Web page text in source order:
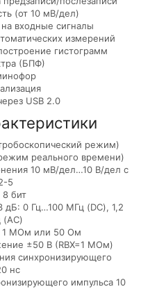
(от 10 мВ/дел)
на входные сигналы
измерений
гистограмм
(БПФ)
USB 2.0
режим)
реального времени)
10 мВ/дел…10 В/дел с
5
бит
дБ: 0 Гц…100 МГц (DC), 1,2
(AC)
1 МОм или 50 Ом
±50 В (RВХ=1 МОм)
синхронизирующего
нс
импульса 10